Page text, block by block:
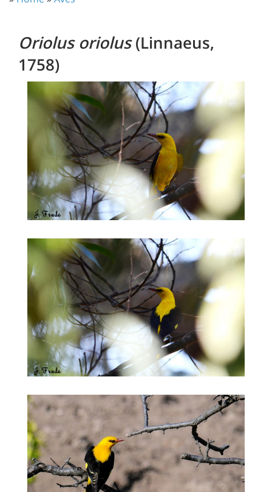
Oriolus oriolus(Linnaeus,
1758)